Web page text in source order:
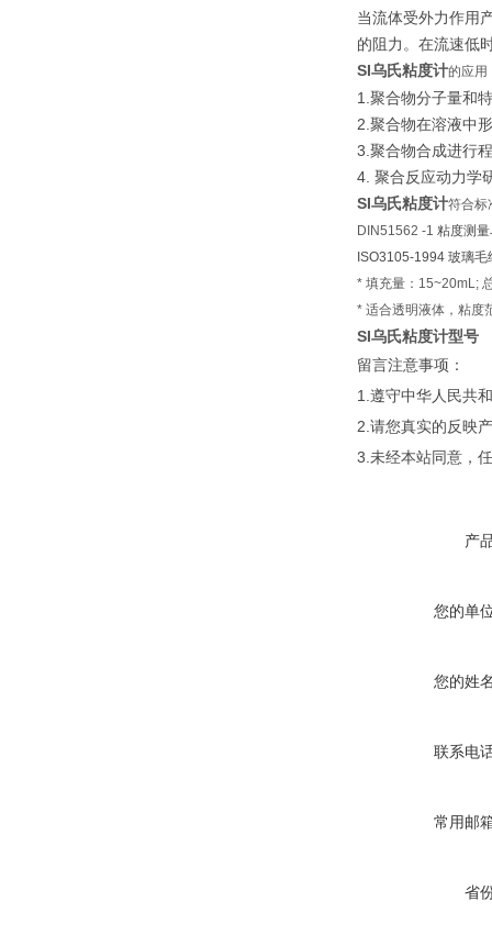
当流体受外力作用
的阻力。在流速低
SI乌氏粘度计的应用
1.聚合物分子量和
2.聚合物在溶液中
3.聚合物合成进行
4. 聚合反应动力学
SI乌氏粘度计符合标
DIN51562 -1 粘度测
ISO3105-1994 玻璃
* 填充量： 15~20mL;
* 适合透明液体，粘度
SI乌氏粘度计型号
留言注意事项：
1.遵守中华人民共
2.请您真实的反映
3.未经本站同意，
产
您的单
您的姓
联系电
常用邮
省